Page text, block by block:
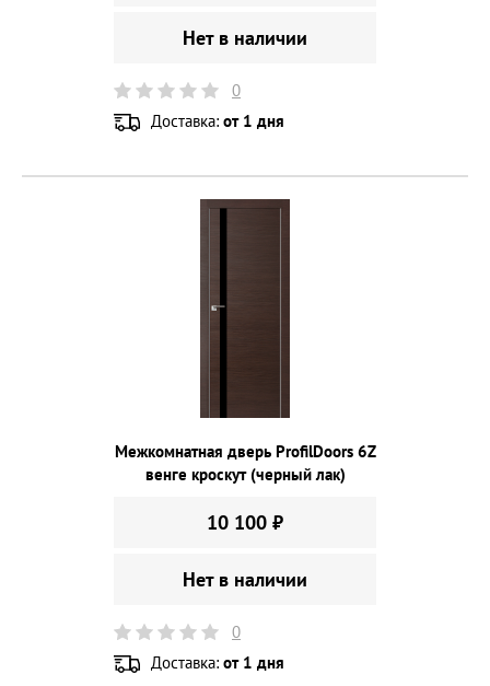
Нет в наличии
0
Доставка: от 1 дня
Межкомнатная дверь ProfilDoors 6Z
венге кроскут (черный лак)
10 100 ₽
Нет в наличии
0
Доставка: от 1 дня